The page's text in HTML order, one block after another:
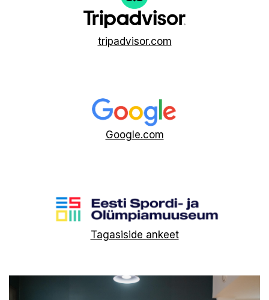
tripadvisor.com
Google.com
Tagasiside ankeet